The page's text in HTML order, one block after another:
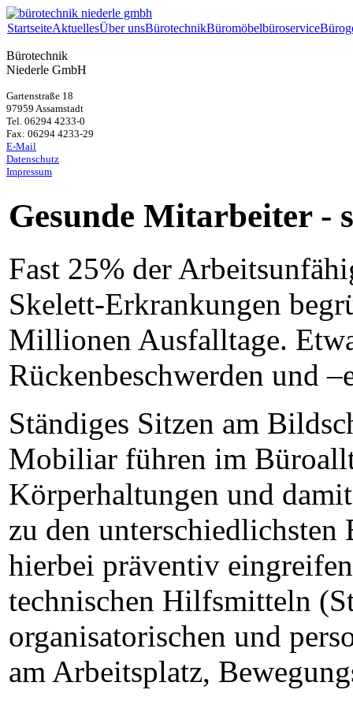
StartseiteAktuellesÜber unsBürotechnikBüromöbelbüroservice
Bürotechnik
Niederle GmbH
Gartenstraße 18
97959 Assamstadt
Tel. 06294 4233-0
Fax: 06294 4233-29
E-Mail
Datenschutz
Impressum
Gesunde Mitarbeiter -
Fast 25% der
Skelett-Erkrankungen
Millionen Ausfalltage.
Rückenbeschwerden und
Ständiges Sitzen am
Mobiliar führen im
Körperhaltungen und
zu den unterschiedlichsten
hierbei präventiv
technischen Hilfsmitteln
organisatorischen und
am Arbeitsplatz,